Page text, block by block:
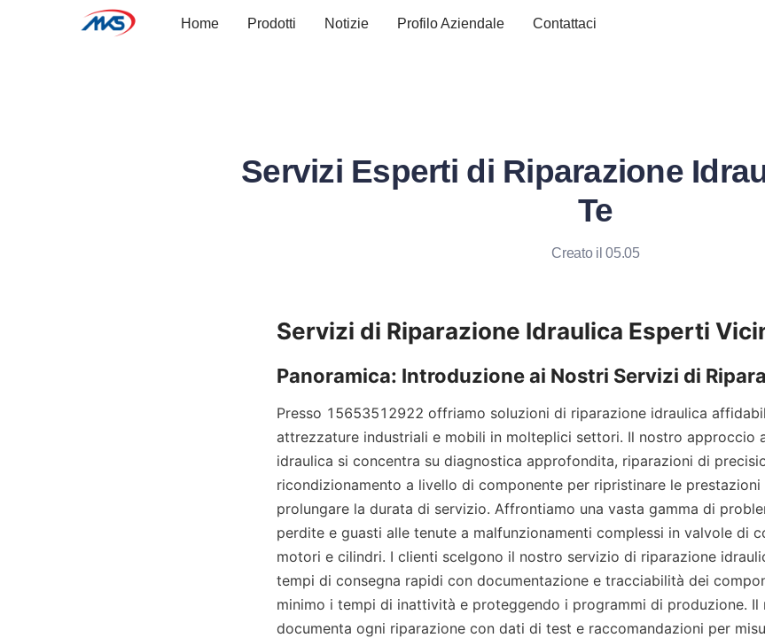
Home Prodotti Notizie Profilo Aziendale Contattaci
Servizi Esperti di Riparazione
Te
Creato il 05.05
Presso 15653512922 offriamo soluzioni di riparazione idraulica
attrezzature industriali e mobili in molteplici settori. Il nostro approccio
idraulica si concentra su diagnostica approfondita, riparazioni di
ricondizionamento a livello di componente per ripristinare le prestazioni
prolungare la durata di servizio. Affrontiamo una vasta gamma di
perdite e guasti alle tenute a malfunzionamenti complessi in valvole di
motori e cilindri. I clienti scelgono il nostro servizio di riparazione
tempi di consegna rapidi con documentazione e tracciabilità dei
minimo i tempi di inattività e proteggendo i programmi di produzione. Il
documenta ogni riparazione con dati di test e raccomandazioni per